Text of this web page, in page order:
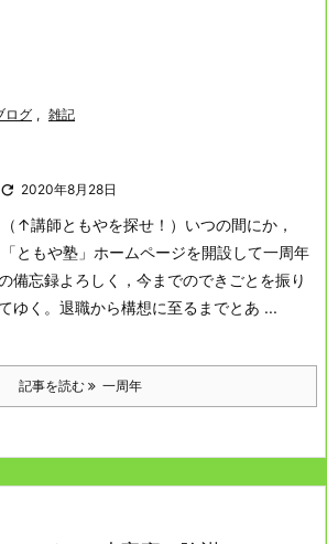
ログ , 雑記
 2020年8月28日
（↑講師ともやを探せ！） いつの間にか，
「ともや塾」ホームページを開設して一周年
備忘録よろしく，今までのできごとを振り
ゆく。 退職から構想に至るまでとあ ...
記事を読む 一周年